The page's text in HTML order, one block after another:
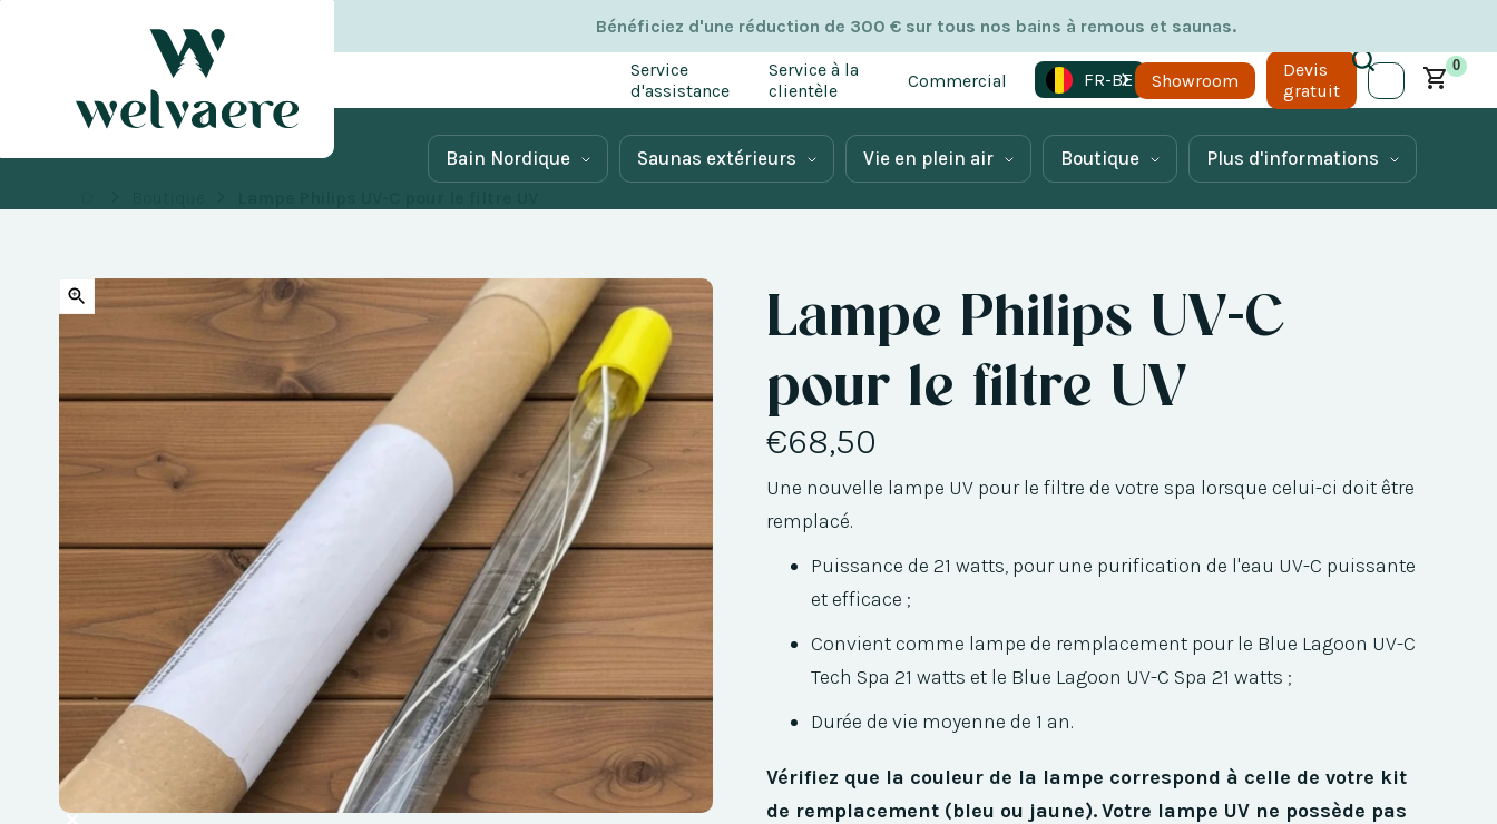
Bénéficiez d'une réduction de 300 € sur tous nos bains à remous et saunas.
Service
d'assistance
Service à la
clientèle
Commercial FR-BE Showroom
Devis
gratuit
0
Bain Nordique Saunas extérieurs Vie en plein air Boutique Plus d'informations
Lampe Philips UV-C
pour le filtre UV
€68,50
Une nouvelle lampe UV pour le filtre de votre spa lorsque celui-ci doit être
remplacé.
Puissance de 21 watts, pour une purification de l'eau UV-C puissante
et efficace ;
Convient comme lampe de remplacement pour le Blue Lagoon UV-C
Tech Spa 21 watts et le Blue Lagoon UV-C Spa 21 watts ;
Durée de vie moyenne de 1 an.
Vérifiez que la couleur de la lampe correspond à celle de votre kit
de remplacement (bleu ou jaune).Votre lampe UV ne possède pas